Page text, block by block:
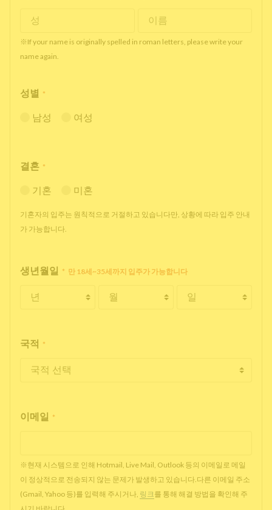
※If your name is originally spelled in roman letters, please write your
name again.
성별 *
남성 여성
결혼 *
기혼 미혼
기혼자의 입주는 원칙적으로 거절하고 있습니다만, 상황에 따라 입주 안내
가 가능합니다.
생년월일 * 만 18세~35세까지 입주가 가능합니다
국적 *
이메일 *
※현재 시스템으로 인해 Hotmail, Live Mail, Outlook 등의 이메일로 메일
이 정상적으로 전송되지 않는 문제가 발생하고 있습니다.다른 이메일 주소
(Gmail, Yahoo 등)를 입력해 주시거나, 링크 를 통해 해결 방법을 확인해 주
시기 바랍니다.